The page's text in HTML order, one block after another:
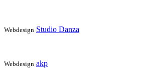
Webdesign Studio Danza
Webdesign akp